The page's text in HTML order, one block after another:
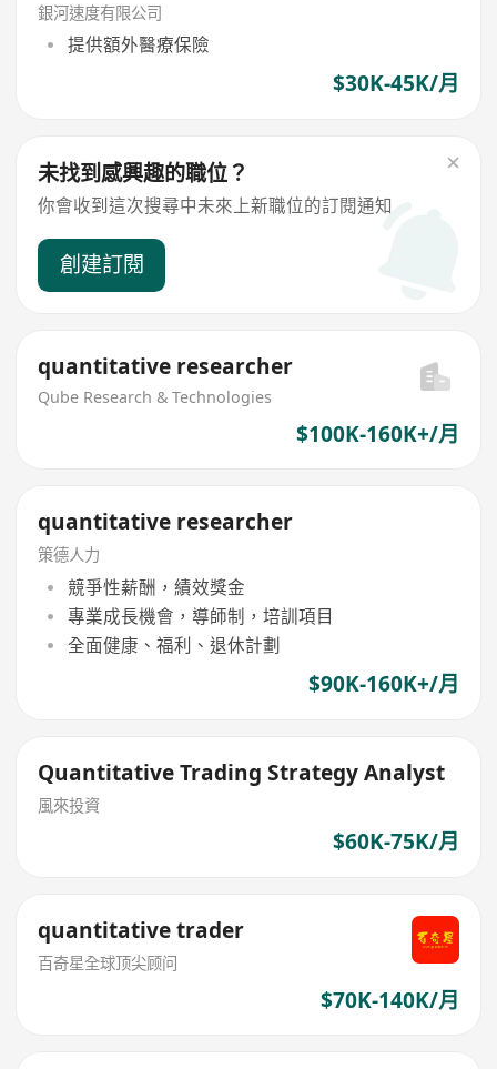
銀河速度有限公司
提供額外醫療保險
$30K-45K/月
未找到感興趣的職位？
你會收到這次搜尋中未來上新職位的訂閱通知
創建訂閱
quantitative researcher
Qube Research & Technologies
$100K-160K+/月
quantitative researcher
策德人力
競爭性薪酬，績效獎金
專業成長機會，導師制，培訓項目
全面健康、福利、退休計劃
$90K-160K+/月
Quantitative Trading Strategy Analyst
風來投資
$60K-75K/月
quantitative trader
百奇星全球顶尖顾问
$70K-140K/月